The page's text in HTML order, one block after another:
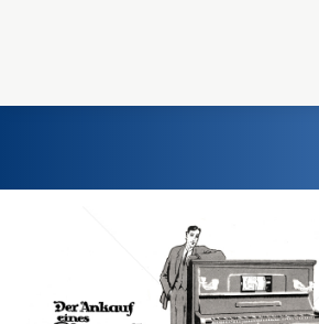
Marken